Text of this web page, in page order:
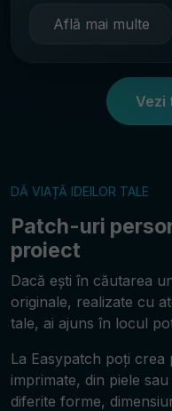
Află mai multe
Vezi
DĂ VIAȚĂ IDEILOR TALE
Patch-uri
proiect
Dacă ești în căutarea
originale, realizate cu
tale, ai ajuns în locul
La Easypatch poți crea
imprimate, din piele
diferite forme,